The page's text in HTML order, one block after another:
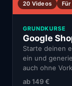
20 Videos
GRUNDKURSE
Google
Starte deinen
ein und
auch ohne
ab149 €